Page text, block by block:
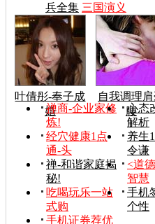
兵全集 三国演义
叶倩彤-奉子成
婚
自我调理
腰
禅商-企业家修
炼!
心态
解析
经穴健康1点
通-头
养生
令谦
禅-和谐家庭揭
秘!
<道
智慧
吃喝玩乐一站
式购
手机
个性
手机证券荐优